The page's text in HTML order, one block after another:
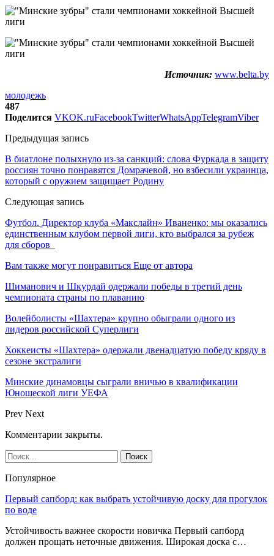
Источник: www.belta.by
молодежь
487
Поделится VKOK.ruFacebookTwitterWhatsAppTelegramViber
Предыдущая запись
В биатлоне полыхнуло из-за санкций: слова Фуркада в защиту
россиян точно понравятся Домрачевой, но взбесили украинца,
который с оружием защищает Родину
Следующая запись
Футбол. Директор клуба «Макслайн» Иваненко: мы оказались
единственным клубом первой лиги, кто выбрался за рубеж
для сборов
Вам также могут понравиться Еще от автора
Шиманович и Шкурдай одержали победы в третий день
чемпионата страны по плаванию
Волейболисты «Шахтера» крупно обыграли одного из
лидеров российской Суперлиги
Хоккеисты «Шахтера» одержали двенадцатую победу кряду в
сезоне экстралиги
Минские динамовцы сыграли вничью в квалификации
Юношеской лиги УЕФА
Prev Next
Комментарии закрыты.
Популярное
Первый сапборд: как выбрать устойчивую доску для прогулок
по воде
Устойчивость важнее скорости новичка Первый сапборд
должен прощать неточные движения. Широкая доска с…